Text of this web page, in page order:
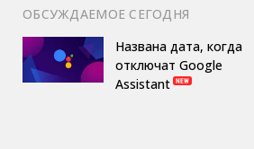
ОБСУЖДАЕМОЕ СЕГОДНЯ
Названа дата, когда
отключат Google
Assistant